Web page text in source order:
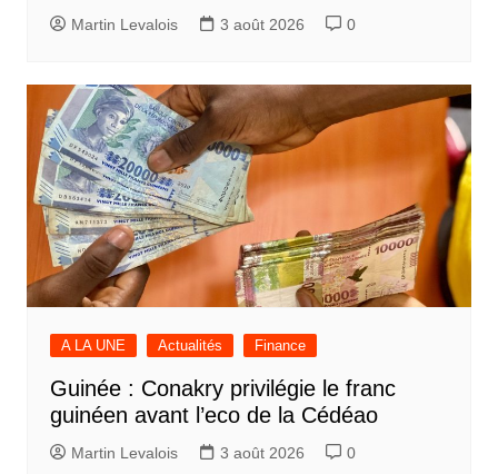
Martin Levalois 3 août 2026 0
A LA UNE Actualités Finance
Guinée : Conakry privilégie le franc
guinéen avant l’eco de la Cédéao
Martin Levalois 3 août 2026 0